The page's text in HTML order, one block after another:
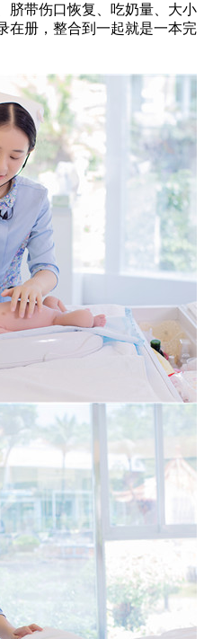
带伤口恢复、吃奶量、大小
在册，整合到一起就是一本完